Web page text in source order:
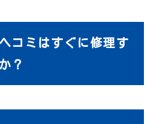
コミはすぐに修理す
？